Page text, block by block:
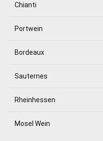
Chianti
Portwein
Bordeaux
Sauternes
Rheinhessen
Mosel Wein